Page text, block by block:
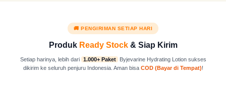
🚚 PENGIRIMAN SETIAP HARI
Produk Ready Stock& Siap Kirim
Setiap harinya, lebih dari 1.000+ Paket
Byjevarine Hydrating Lotion sukses
dikirim ke seluruh penjuru Indonesia. Aman bisa COD (Bayar di Tempat)!